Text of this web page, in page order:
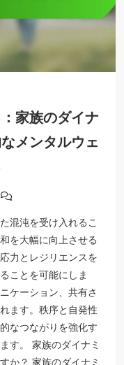
家族のダイナ
メンタルウェ
混沌を受け入れるこ
を大幅に向上させる
力とレジリエンスを
ことを可能にしま
ケーション、共有さ
ます。秩序と自発性
なつながりを強化す
す。 家族のダイナミ